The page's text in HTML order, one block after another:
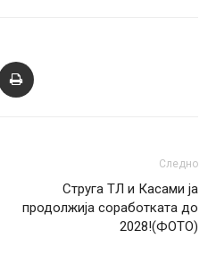
Следно
Струга ТЛ и Касами ја
продолжија соработката до
2028!(ФОТО)